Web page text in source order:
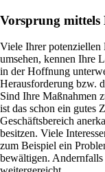
Vorsprung
Viele Ihrer potenziellen
umsehen, kennen Ihre
in der Hoffnung
Herausforderung bzw.
Sind Ihre Maßnahmen
ist das schon ein gutes
Geschäftsbereich
besitzen. Viele
zum Beispiel ein
bewältigen. Andernfalls